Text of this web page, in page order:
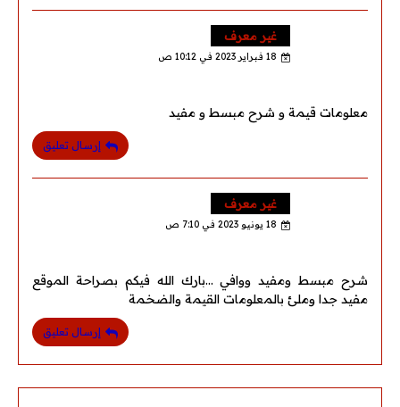
غير معرف
18 فبراير 2023 في 10:12 ص
معلومات قيمة و شرح مبسط و مفيد
إرسال تعليق
غير معرف
18 يونيو 2023 في 7:10 ص
شرح مبسط ومفيد ووافي ...بارك الله فيكم بصراحة الموقع
مفيد جدا وملئ بالمعلومات القيمة والضخمة
إرسال تعليق